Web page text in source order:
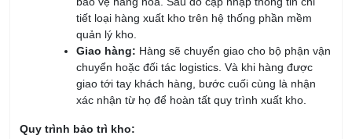
Giao hàng: Hàng sẽ chuyển giao cho bộ phận vận
chuyển hoặc đối tác logistics. Và khi hàng được
giao tới tay khách hàng, bước cuối cùng là nhận
xác nhận từ họ để hoàn tất quy trình xuất kho.
Quy trình bảo trì kho:
Kiểm tra điều kiện kho: